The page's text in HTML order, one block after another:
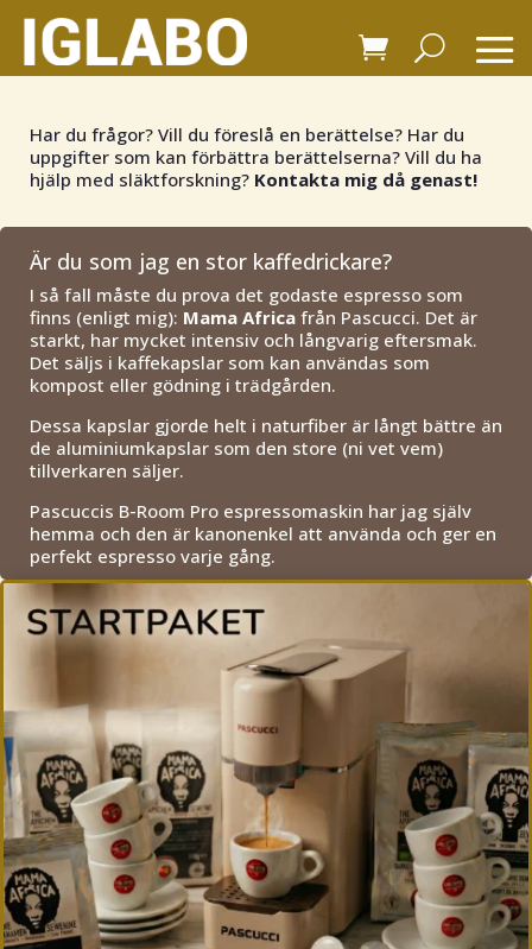
Har du frågor? Vill du föreslå en berättelse? Har du
uppgifter som kan förbättra berättelserna? Vill du ha
hjälp med släktforskning? Kontakta mig då genast!
Är du som jag en stor kaffedrickare?
I så fall måste du prova det godaste espresso som
finns (enligt mig): Mama Africa från Pascucci. Det är
starkt, har mycket intensiv och långvarig eftersmak.
Det säljs i kaffekapslar som kan användas som
kompost eller gödning i trädgården.
Dessa kapslar gjorde helt i naturfiber är långt bättre än
de aluminiumkapslar som den store (ni vet vem)
tillverkaren säljer.
Pascuccis B-Room Pro espressomaskin har jag själv
hemma och den är kanonenkel att använda och ger en
perfekt espresso varje gång.